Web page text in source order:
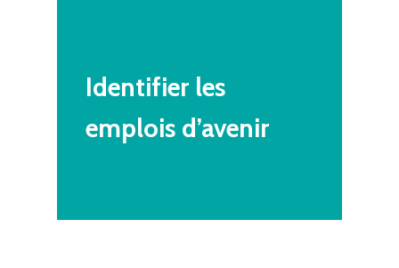
Identifier les
emplois d’avenir